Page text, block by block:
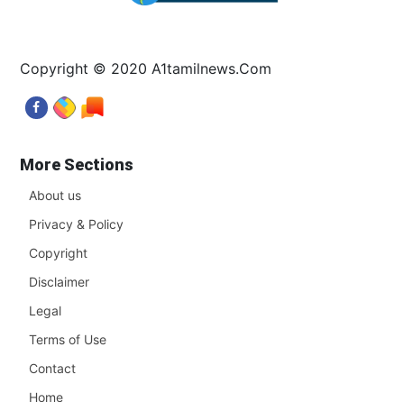
Copyright © 2020 A1tamilnews.Com
More Sections
About us
Privacy & Policy
Copyright
Disclaimer
Legal
Terms of Use
Contact
Home